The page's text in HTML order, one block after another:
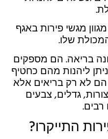
מגשי פירות באגף
שלו.
בריאה. הם מספקים
ליהנות מהם כחטיף
לא רק בריאים אלא
גדלים, צבעים
התייקרו?